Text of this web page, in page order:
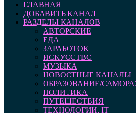
ГЛАВНАЯ
ДОБАВИТЬ КАНАЛ
РАЗДЕЛЫ КАНАЛОВ
АВТОРСКИЕ
ЕДА
ЗАРАБОТОК
ИСКУССТВО
МУЗЫКА
НОВОСТНЫЕ КАНАЛЫ
ОБРАЗОВАНИЕ/
ПОЛИТИКА
ПУТЕШЕСТВИЯ
ТЕХНОЛОГИИ, IT